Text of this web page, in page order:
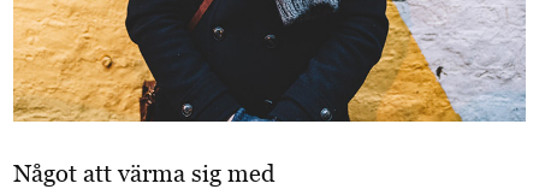
Något att värma sig med